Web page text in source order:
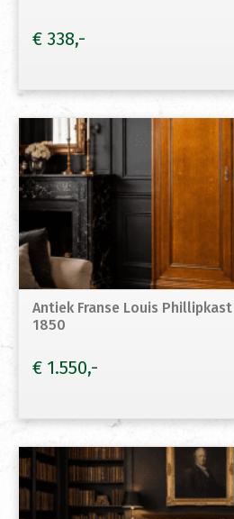
€ 338
Antiek Franse Louis
1850
€ 1.550